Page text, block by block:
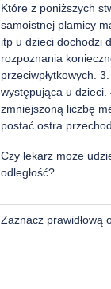
Które z poniższych
samoistnej plamicy
itp u dzieci dochodzi
rozpoznania
przeciwpłytkowych.
występująca u
zmniejszoną liczbę
postać ostra
Czy lekarz może
odległość?
Zaznacz prawidłową